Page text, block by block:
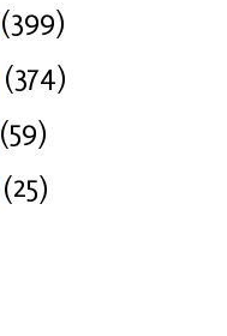
(399)
(374)
(59)
(25)